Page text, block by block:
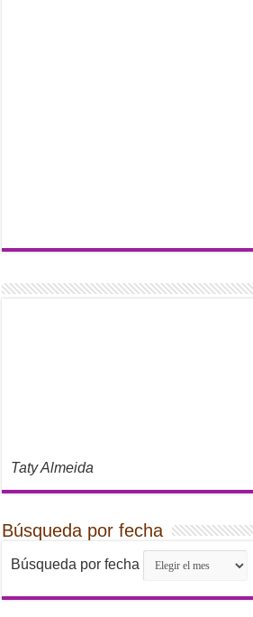
Taty Almeida
Búsqueda por fecha
Búsqueda por fecha